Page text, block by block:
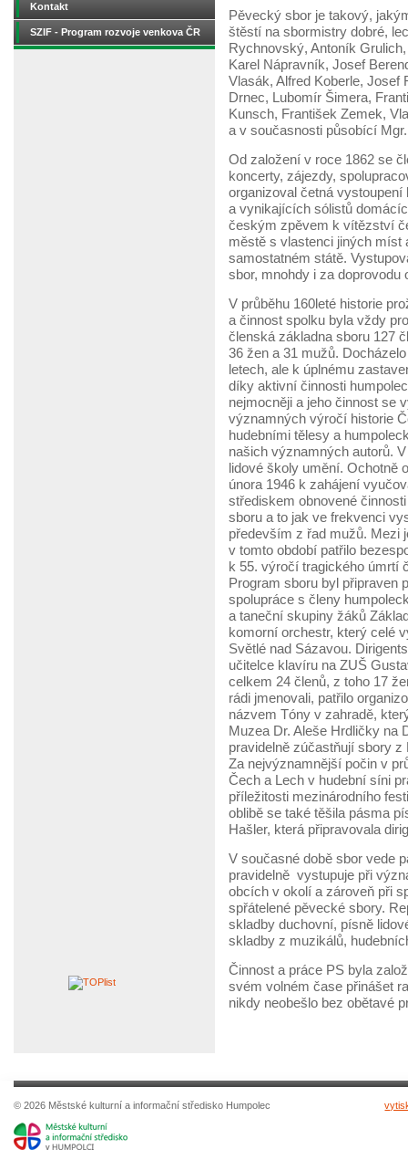
Kontakt
SZIF - Program rozvoje venkova ČR
Pěvecký sbor je takový,
štěstí na sbormistry dobré,
Rychnovský, Antoník
Karel Nápravník, Josef
Vlasák, Alfred Koberle,
Drnec, Lubomír Šimera,
Kunsch, František Zemek,
a v současnosti působící
Od založení v roce 1862 se
koncerty, zájezdy,
organizoval četná
a vynikajících sólistů
českým zpěvem k vítězství
městě s vlastenci jiných míst
samostatném státě.
sbor, mnohdy i za
V průběhu 160leté historie
a činnost spolku byla vždy
členská základna sboru 127
36 žen a 31 mužů.
letech, ale k úplnému
díky aktivní činnosti
nejmocněji a jeho činnost se
významných výročí historie
hudebními tělesy a
našich významných autorů.
lidové školy umění. Ochotně
února 1946 k zahájení
střediskem obnovené
sboru a to jak ve frekvenci
především z řad mužů. Mezi
v tomto období patřilo
k 55. výročí tragického úmrtí
Program sboru byl připraven
spolupráce s členy
a taneční skupiny žáků
komorní orchestr, který celé
Světlé nad Sázavou.
učitelce klavíru na ZUŠ
celkem 24 členů, z toho 17
rádi jmenovali, patřilo
názvem Tóny v zahradě,
Muzea Dr. Aleše Hrdličky na
pravidelně zúčastňují sbory
Za nejvýznamnější počin v
Čech a Lech v hudební síni
příležitosti mezinárodního
oblibě se také těšila pásma
Hašler, která připravovala
V současné době sbor vede
pravidelně vystupuje při
obcích v okolí a zároveň při
spřátelené pěvecké sbory.
skladby duchovní, písně
skladby z muzikálů,
Činnost a práce PS byla
svém volném čase přinášet
nikdy neobešlo bez obětavé
© 2026 Městské kulturní a informační středisko Humpolec